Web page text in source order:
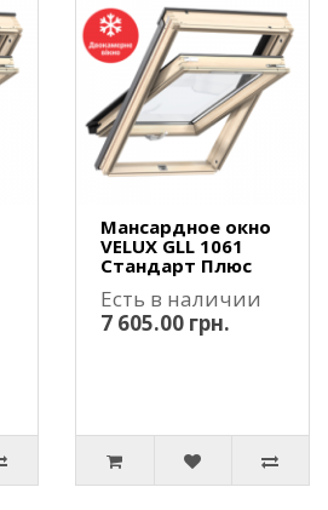
Мансардное окно
VELUX GLL 1061
Стандарт Плюс
Есть в наличии
7 605.00 грн.